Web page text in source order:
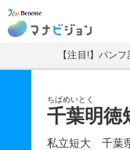
マナビ
【注目!】パン
ちばめいとく
千葉明徳
私立短大 千葉